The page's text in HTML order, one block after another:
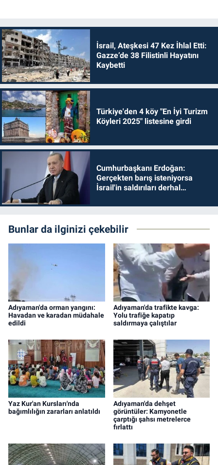
İsrail, Ateşkesi 47 Kez İhlal Etti:
Gazze’de 38 Filistinli Hayatını
Kaybetti
Türkiye'den 4 köy "En İyi Turizm
Köyleri 2025" listesine girdi
Cumhurbaşkanı Erdoğan:
Gerçekten barış isteniyorsa
İsrail'in saldırıları derhal
Bunlar da ilginizi çekebilir
Adıyaman'da orman yangını:
Havadan ve karadan müdahale
edildi
Adıyaman'da trafikte kavga:
Yolu trafiğe kapatıp
saldırmaya çalıştılar
Yaz Kur'an Kursları'nda
bağımlılığın zararları anlatıldı
Adıyaman'da dehşet
görüntüler: Kamyonetle
çarptığı şahsı metrelerce
fırlattı